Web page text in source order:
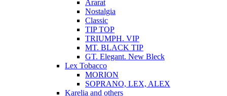
Ararat
Nostalgia
Classic
TIP TOP
TRIUMPH. VIP
MT. BLACK TIP
GT. Elegant. New Bleck
Lex Tobacco
MORION
SOPRANO, LEX, ALEX
Karelia and others